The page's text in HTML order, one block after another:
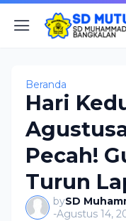
Beranda
Hari
Pecah!
Turun
bySD
-Agustus 14,